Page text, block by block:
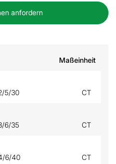
anfordern
Maßeinheit
5/30
CT
6/35
CT
6/40
CT